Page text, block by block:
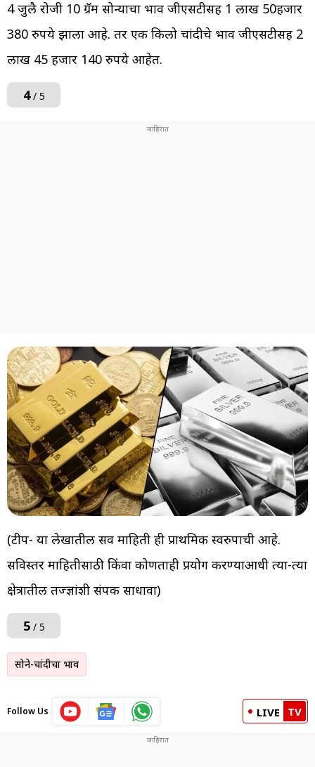
4 जुलै रोजी 10 ग्रॅम सोन्याचा भाव जीएसटीसह 1 लाख 50हजार
380 रुपये झाला आहे. तर एक किलो चांदीचे भाव जीएसटीसह 2
लाख 45 हजार 140 रुपये आहेत.
4/ 5
(टीप- या लेखातील सर्व माहिती ही प्राथमिक स्वरुपाची आहे.
सविस्तर माहितीसाठी किंवा कोणताही प्रयोग करण्याआधी त्या-त्या
क्षेत्रातील तज्ज्ञांशी संपर्क साधावा)
5/ 5
सोने-चांदीचा भाव
Follow Us LIVE TV